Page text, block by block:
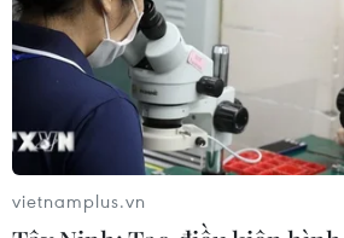
tiếp về giải giáp Hezbollah
04/08/2026 14:56
Israel và Hội đồng Hòa bình thảo
04/08/2026 05:06
vietnamplus.vn